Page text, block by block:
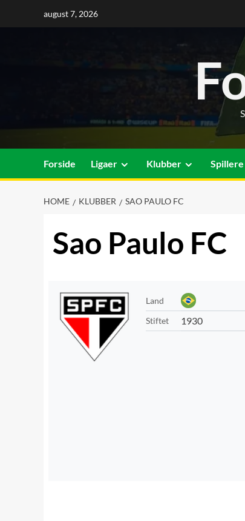
august 7, 2026
Forside Ligaer Klubber Spillere
HOME KLUBBER SAO PAULO FC
Sao Paulo FC
Land
Stiftet
1930